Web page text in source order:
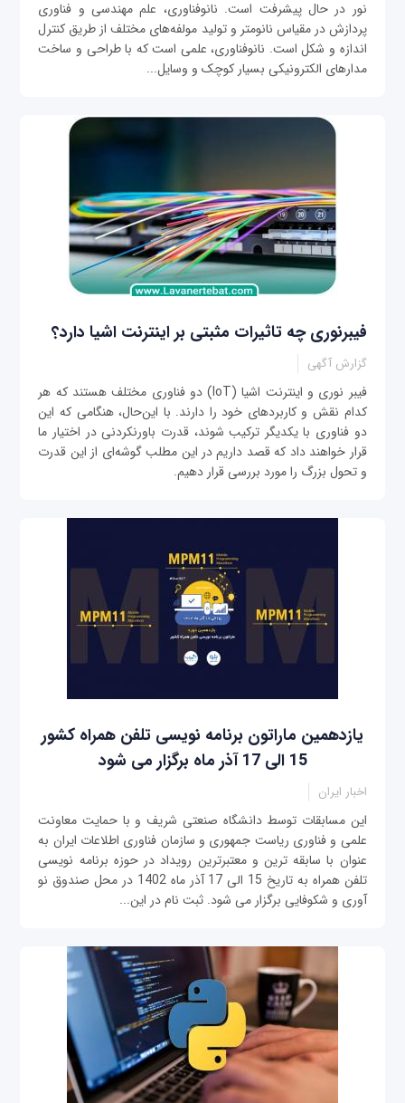
نور در حال پیشرفت است. نانوفناوری، علم مهندسی و فناوری
پردازش در مقیاس نانومتر و تولید مولفه‌های مختلف از طریق کنترل
اندازه و شکل است. نانوفناوری، علمی است که با طراحی و ساخت
مدارهای الکترونیکی بسیار کوچک و وسایل...
فیبرنوری چه تاثیرات مثبتی بر اینترنت اشیا دارد؟
گزارش آگهی
فیبر نوری و اینترنت اشیا (IoT) دو فناوری مختلف هستند که هر
کدام نقش و کاربردهای خود را دارند. با این‌حال، هنگامی که این
دو فناوری با یکدیگر ترکیب شوند، قدرت باورنکردنی در اختیار ما
قرار خواهند داد که قصد داریم در این مطلب گوشه‌ای از این قدرت
و تحول بزرگ را مورد بررسی قرار دهیم.
یازدهمین ماراتون برنامه نویسی تلفن همراه کشور
15 الی 17 آذر ماه برگزار می شود
اخبار ایران
این مسابقات توسط دانشگاه صنعتی شریف و با حمایت معاونت
علمی و فناوری ریاست جمهوری و سازمان فناوری اطلاعات ایران به
عنوان با سابقه ترین و معتبرترین رویداد در حوزه برنامه نویسی
تلفن همراه به تاریخ 15 الی 17 آذر ماه 1402 در محل صندوق نو
آوری و شکوفایی برگزار می شود. ثبت نام در این...